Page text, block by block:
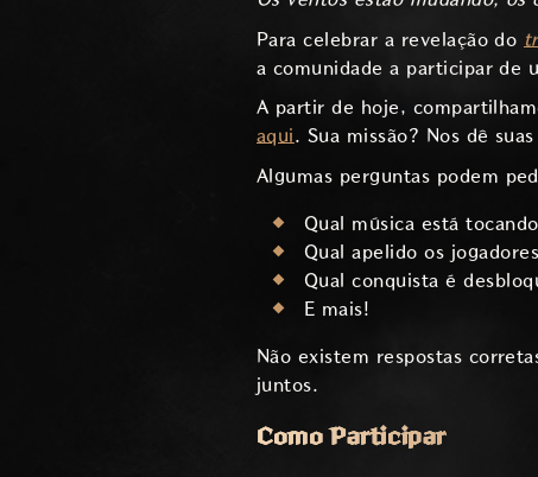
Para celebrar a revelação do
a comunidade a participar de
A partir de hoje,
aqui. Sua missão? Nos dê
Algumas perguntas podem
Qual música está
Qual apelido os
Qual conquista é
E mais!
Não existem respostas
juntos.
Como Participar